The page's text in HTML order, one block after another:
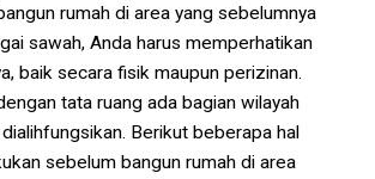
rumah di area yang sebelumnya
sawah, Anda harus memperhatikan
baik secara fisik maupun perizinan.
tata ruang ada bagian wilayah
Berikut beberapa hal
sebelum bangun rumah di area